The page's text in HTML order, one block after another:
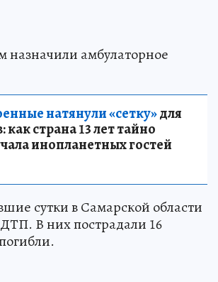
назначили амбулаторное
натянули «сетку»для
страна 13 лет тайно
инопланетных гостей
сутки в Самарской области
В них пострадали 16